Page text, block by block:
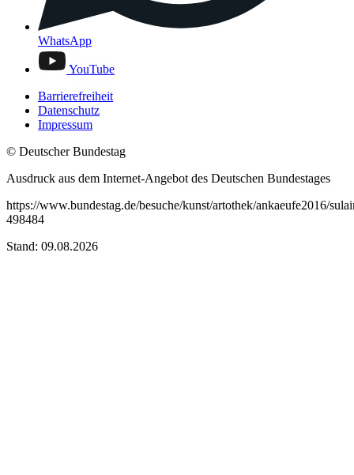
WhatsApp
YouTube
Barrierefreiheit
Datenschutz
Impressum
© Deutscher Bundestag
Ausdruck aus dem Internet-Angebot des Deutschen Bundestages
https://www.bundestag.de/besuche/kunst/artothek/ankaeufe2016/
498484
Stand: 09.08.2026